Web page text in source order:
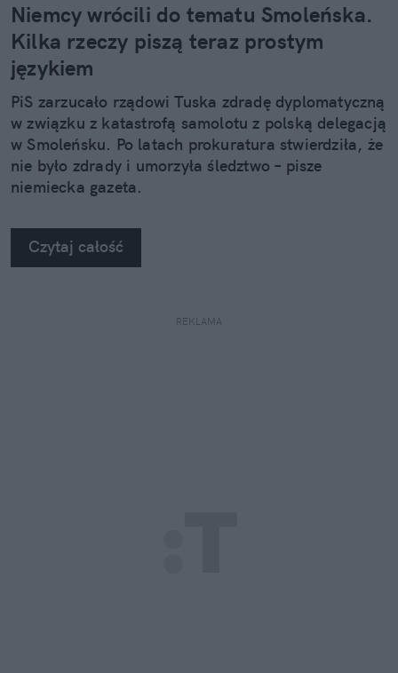
Niemcy wrócili do tematu Smoleńska.
Kilka rzeczy piszą teraz prostym
językiem
PiS zarzucało rządowi Tuska zdradę dyplomatyczną
w związku z katastrofą samolotu z polską delegacją
w Smoleńsku. Po latach prokuratura stwierdziła, że
nie było zdrady i umorzyła śledztwo – pisze
niemiecka gazeta.
Czytaj całość
REKLAMA